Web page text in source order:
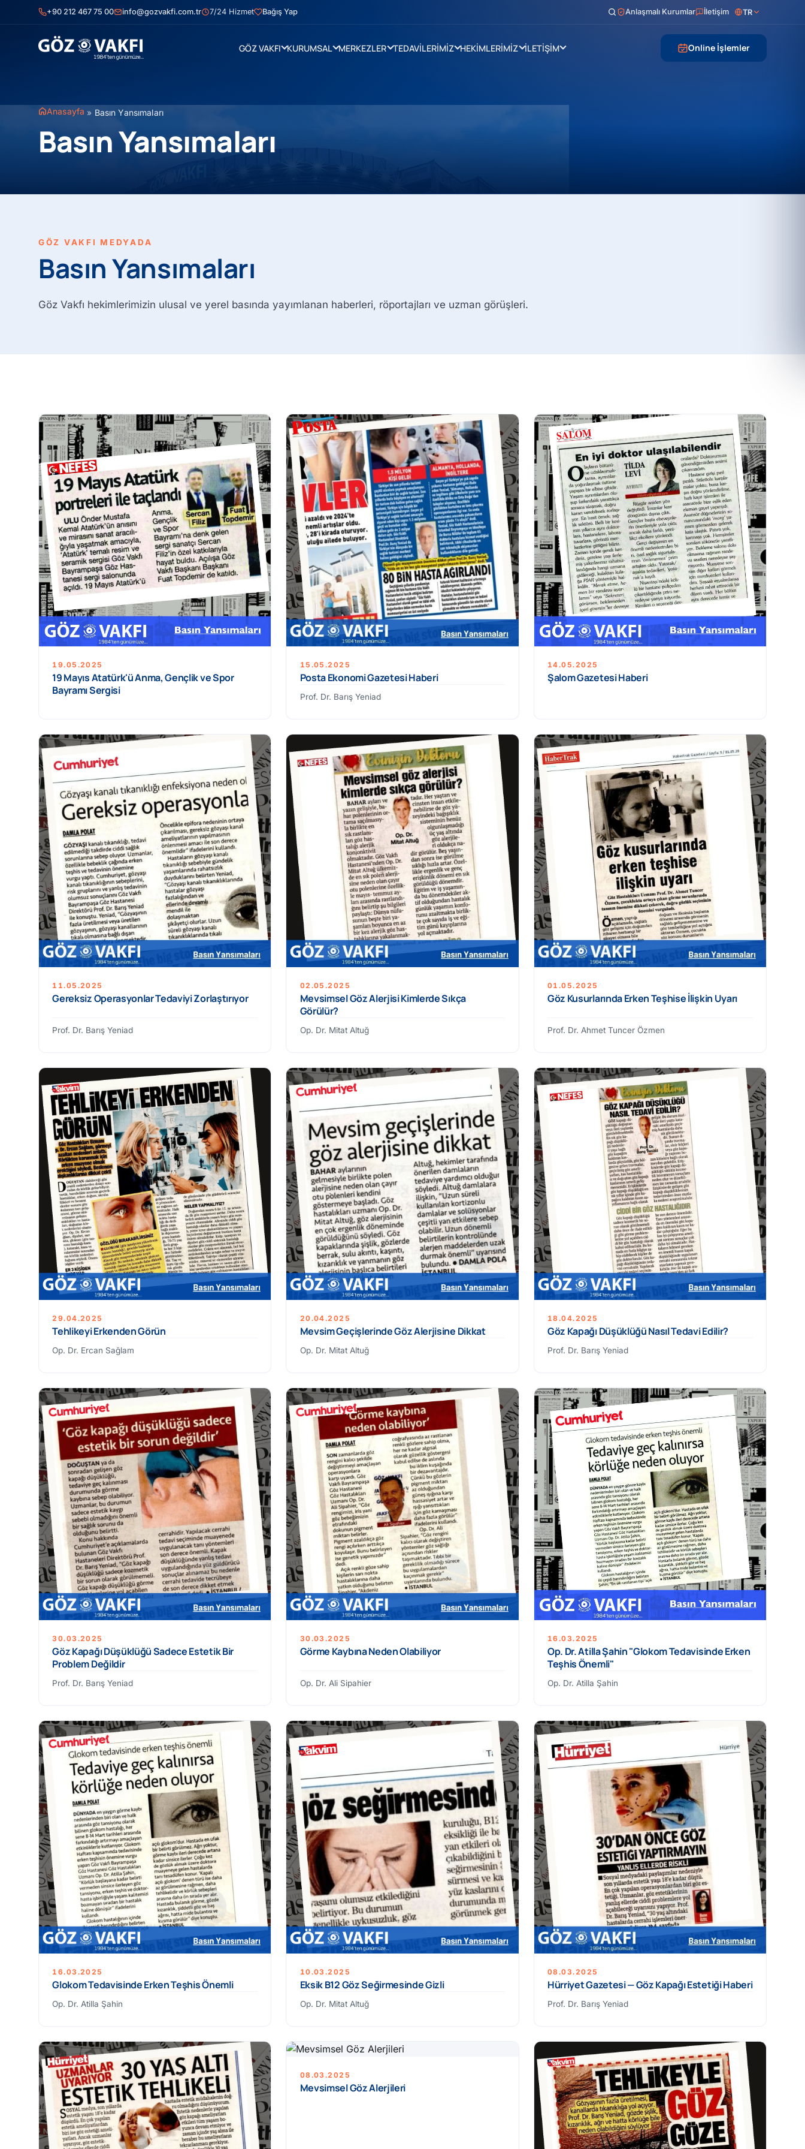
+90 212 467 75 00 info@gozvakfi.com.tr 7/24 Hizmet Bağış Yap Anlaşmalı Kurumlar İletişim TR
GÖZ VAKFI KURUMSAL MERKEZLER TEDAVİLERİMİZ HEKİMLERİMİZ İLETİŞİM Online İşlemler
Anasayfa » Basın Yansımaları
Basın Yansımaları
GÖZ VAKFI MEDYADA
Basın Yansımaları
Göz Vakfı hekimlerimizin ulusal ve yerel basında yayımlanan haberleri, röportajları ve uzman görüşleri.
19.05.2025
19 Mayıs Atatürk'ü Anma, Gençlik ve Spor
Bayramı Sergisi
15.05.2025
Posta Ekonomi Gazetesi Haberi
Prof. Dr. Barış Yeniad
14.05.2025
Şalom Gazetesi Haberi
11.05.2025
Gereksiz Operasyonlar Tedaviyi Zorlaştırıyor
Prof. Dr. Barış Yeniad
02.05.2025
Mevsimsel Göz Alerjisi Kimlerde Sıkça
Görülür?
Op. Dr. Mitat Altuğ
01.05.2025
Göz Kusurlarında Erken Teşhise İlişkin Uyarı
Prof. Dr. Ahmet Tuncer Özmen
29.04.2025
Tehlikeyi Erkenden Görün
Op. Dr. Ercan Sağlam
20.04.2025
Mevsim Geçişlerinde Göz Alerjisine Dikkat
Op. Dr. Mitat Altuğ
18.04.2025
Göz Kapağı Düşüklüğü Nasıl Tedavi Edilir?
Prof. Dr. Barış Yeniad
30.03.2025
Göz Kapağı Düşüklüğü Sadece Estetik Bir
Problem Değildir
Prof. Dr. Barış Yeniad
30.03.2025
Görme Kaybına Neden Olabiliyor
Op. Dr. Ali Sipahier
16.03.2025
Op. Dr. Atilla Şahin "Glokom Tedavisinde Erken
Teşhis Önemli"
Op. Dr. Atilla Şahin
16.03.2025
Glokom Tedavisinde Erken Teşhis Önemli
Op. Dr. Atilla Şahin
10.03.2025
Eksik B12 Göz Seğirmesinde Gizli
Op. Dr. Mitat Altuğ
08.03.2025
Hürriyet Gazetesi — Göz Kapağı Estetiği Haberi
Prof. Dr. Barış Yeniad
08.03.2025
Mevsimsel Göz Alerjileri